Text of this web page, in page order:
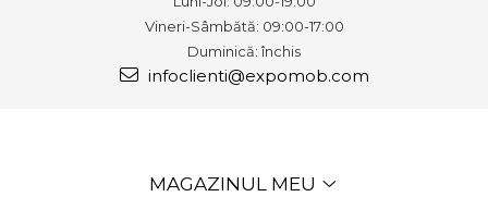
Vineri-Sâmbătă: 09:00-17:00
Duminică: închis
infoclienti@expomob.com
MAGAZINUL MEU